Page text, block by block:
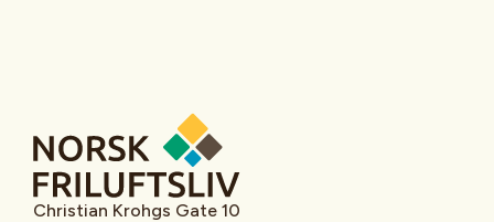
Christian Krohgs Gate 10